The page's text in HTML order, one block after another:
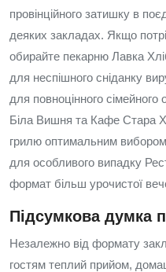
провінційного затишку в
деяких закладах. Якщо
обирайте пекарню Лавка
для неспішного сніданку
для повноцінного
Біла Вишня та Кафе Стара
грилю оптимальним
для особливого випадку
формат більш урочистої
Підсумкова думка
Незалежно від формату
гостям теплий прийом,